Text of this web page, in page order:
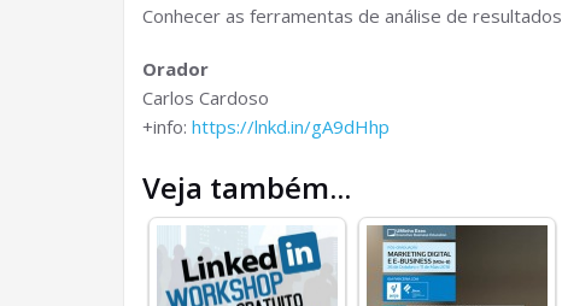
Conhecer as ferramentas de análise de resultados
Orador
Carlos Cardoso
+info: https://lnkd.in/gA9dHhp
Veja também...